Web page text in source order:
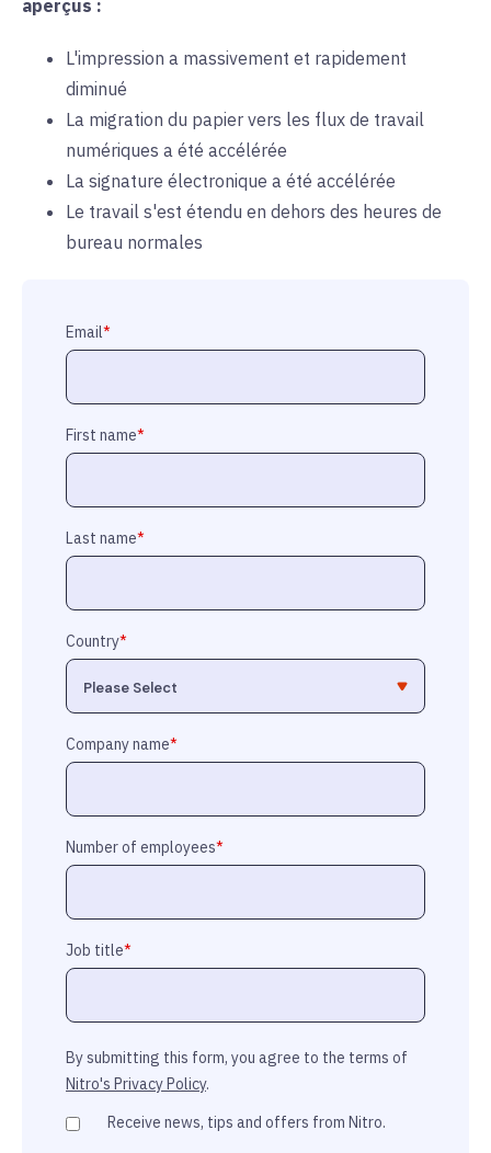
aperçus :
L'impression a massivement et rapidement
diminué
La migration du papier vers les flux de travail
numériques a été accélérée
La signature électronique a été accélérée
Le travail s'est étendu en dehors des heures de
bureau normales
Email*
First name*
Last name*
Country*
Company name*
Number of employees*
Job title*
By submitting this form, you agree to the terms of
Nitro's Privacy Policy.
Receive news, tips and offers from Nitro.